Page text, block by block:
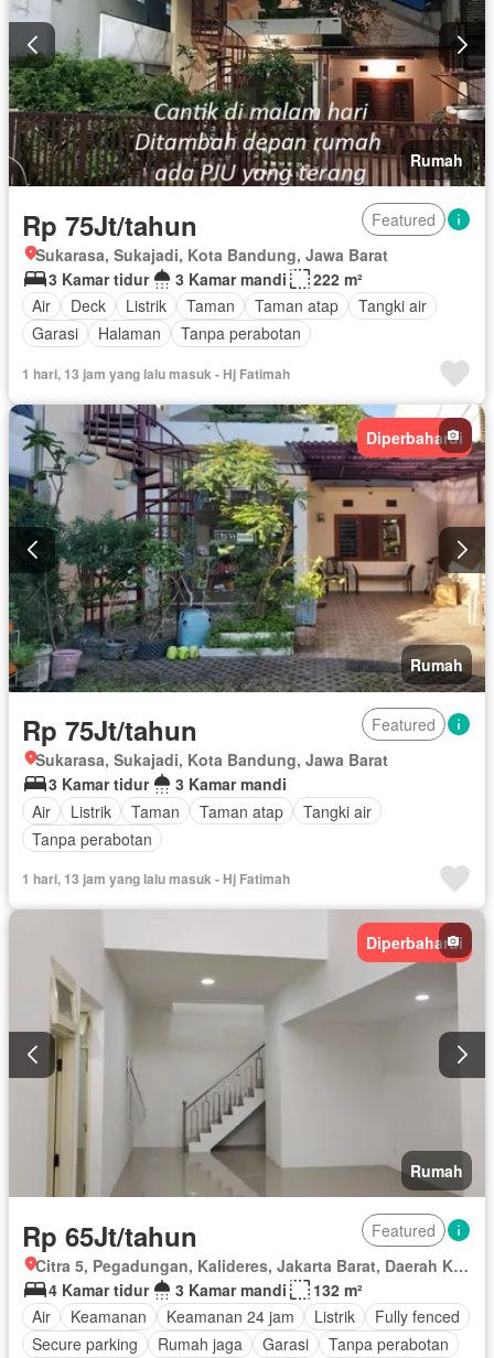
Rumah
Rp 75Jt/tahun
Featured
Sukarasa, Sukajadi, Kota Bandung, Jawa Barat
3 Kamar tidur
3 Kamar mandi
222 m²
Air
Deck Listrik Taman Taman atap
Tangki air
Garasi
Halaman Tanpa perabotan
1 hari, 13 jam yang lalu masuk - Hj Fatimah
Diperbaharui
Rumah
Rp 75Jt/tahun
Featured
Sukarasa, Sukajadi, Kota Bandung, Jawa Barat
3 Kamar tidur
3 Kamar mandi
Air
Listrik Taman Taman atap
Tangki air
Tanpa perabotan
1 hari, 13 jam yang lalu masuk - Hj Fatimah
Diperbaharui
Rumah
Rp 65Jt/tahun
Featured
Citra 5, Pegadungan, Kalideres, Jakarta Barat, Daerah Khusus Ibukota Jakarta
4 Kamar tidur
3 Kamar mandi
132 m²
Air
Keamanan Keamanan 24 jam Listrik
Fully fenced
Secure parking
Rumah jaga Garasi Tanpa perabotan